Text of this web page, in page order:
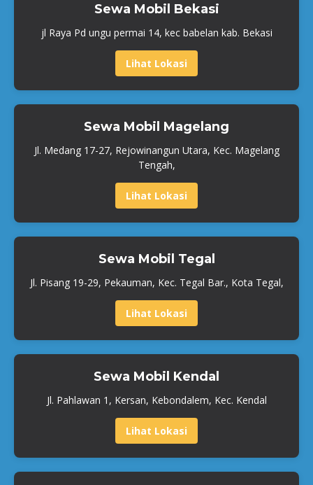
Sewa Mobil Bekasi
jl Raya Pd ungu permai 14, kec babelan kab. Bekasi
Lihat Lokasi
Sewa Mobil Magelang
Jl. Medang 17-27, Rejowinangun Utara, Kec. Magelang
Tengah,
Lihat Lokasi
Sewa Mobil Tegal
Jl. Pisang 19-29, Pekauman, Kec. Tegal Bar., Kota Tegal,
Lihat Lokasi
Sewa Mobil Kendal
Jl. Pahlawan 1, Kersan, Kebondalem, Kec. Kendal
Lihat Lokasi